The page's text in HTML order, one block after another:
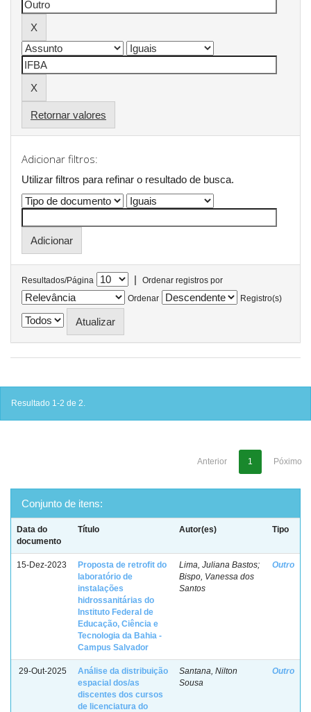
Retornar valores
Adicionar filtros:
Utilizar filtros para refinar o resultado de busca.
Resultados/Página |
Ordenar registros por
Ordenar
Registro(s)
Resultado 1-2 de 2.
Anterior 1 Póximo
Conjunto de itens:
Data do
documento
Título Autor(es) Tipo
15-Dez-2023
Proposta de retrofit do
laboratório de
instalações
hidrossanitárias do
Instituto Federal de
Educação, Ciência e
Tecnologia da Bahia -
Campus Salvador
Lima, Juliana Bastos;
Bispo, Vanessa dos
Santos
Outro
29-Out-2025
Análise da distribuição
espacial dos/as
discentes dos cursos
de licenciatura do
Santana, Nilton
Sousa
Outro